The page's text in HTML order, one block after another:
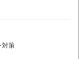
対策